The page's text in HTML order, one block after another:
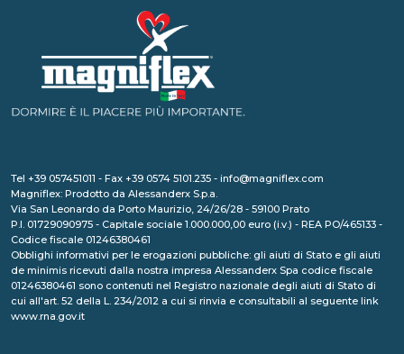
Tel +39 057451011 - Fax +39 0574 5101.235 - info@magniflex.com
Magniflex: Prodotto da Alessanderx S.p.a.
Via San Leonardo da Porto Maurizio, 24/26/28 - 59100 Prato
P.I. 01729090975 - Capitale sociale 1.000.000,00 euro (i.v.) - REA PO/465133 -
Codice fiscale 01246380461
Obblighi informativi per le erogazioni pubbliche: gli aiuti di Stato e gli aiuti
de minimis ricevuti dalla nostra impresa Alessanderx Spa codice fiscale
01246380461 sono contenuti nel Registro nazionale degli aiuti di Stato di
cui all'art. 52 della L. 234/2012 a cui si rinvia e consultabili al seguente link
www.rna.gov.it